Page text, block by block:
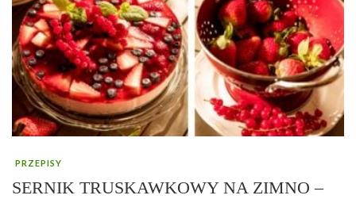
PRZEPISY
SERNIK TRUSKAWKOWY NA ZIMNO –